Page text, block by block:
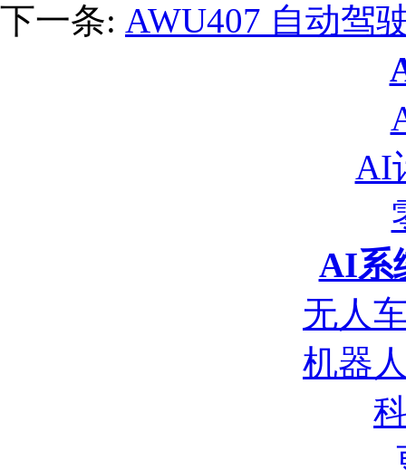
下一条: AWU407 自动驾
AI
AI系
无人
机器